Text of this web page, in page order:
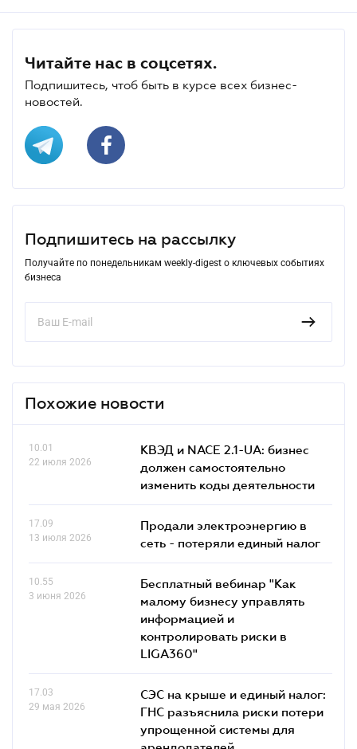
Читайте нас в соцсетях.
Подпишитесь, чтоб быть в курсе всех бизнес-
новостей.
Подпишитесь на рассылку
Получайте по понедельникам weekly-digest о ключевых событиях
бизнеса
Похожие новости
10.01
22 июля 2026
КВЭД и NACE 2.1-UA: бизнес
должен самостоятельно
изменить коды деятельности
17.09
13 июля 2026
Продали электроэнергию в
сеть - потеряли единый налог
10.55
3 июня 2026
Бесплатный вебинар "Как
малому бизнесу управлять
информацией и
контролировать риски в
LIGA360"
17.03
29 мая 2026
СЭС на крыше и единый налог:
ГНС разъяснила риски потери
упрощенной системы для